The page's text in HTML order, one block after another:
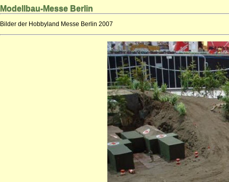
Modellbau-Messe Berlin
Bilder der Hobbyland Messe Berlin 2007